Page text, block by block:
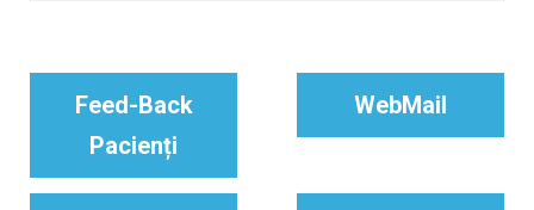
Feed-Back
Pacienți
WebMail